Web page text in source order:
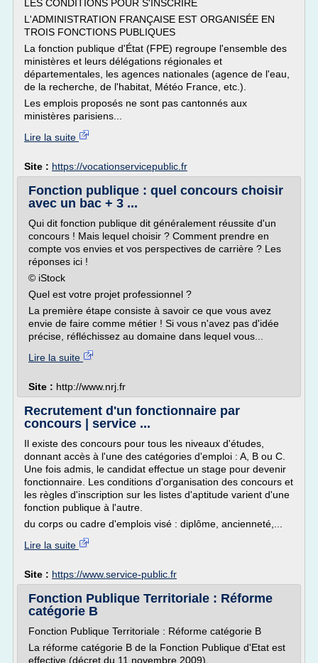
LES CONDITIONS POUR S'INSCRIRE
L'ADMINISTRATION FRANÇAISE EST ORGANISÉE EN
TROIS FONCTIONS PUBLIQUES
La fonction publique d'État (FPE) regroupe l'ensemble des
ministères et leurs délégations régionales et
départementales, les agences nationales (agence de l'eau,
de la recherche, de l'habitat, Météo France, etc.).
Les emplois proposés ne sont pas cantonnés aux
ministères parisiens...
Lire la suite
Site : https://vocationservicepublic.fr
Fonction publique : quel concours choisir
avec un bac + 3 ...
Qui dit fonction publique dit généralement réussite d'un
concours ! Mais lequel choisir ? Comment prendre en
compte vos envies et vos perspectives de carrière ? Les
réponses ici !
© iStock
Quel est votre projet professionnel ?
La première étape consiste à savoir ce que vous avez
envie de faire comme métier ! Si vous n'avez pas d'idée
précise, réfléchissez au domaine dans lequel vous...
Lire la suite
Site : http://www.nrj.fr
Recrutement d'un fonctionnaire par
concours | service ...
Il existe des concours pour tous les niveaux d'études,
donnant accès à l'une des catégories d'emploi : A, B ou C.
Une fois admis, le candidat effectue un stage pour devenir
fonctionnaire. Les conditions d'organisation des concours et
les règles d'inscription sur les listes d'aptitude varient d'une
fonction publique à l'autre.
du corps ou cadre d'emplois visé : diplôme, ancienneté,...
Lire la suite
Site : https://www.service-public.fr
Fonction Publique Territoriale : Réforme
catégorie B
Fonction Publique Territoriale : Réforme catégorie B
La réforme catégorie B de la Fonction Publique d'Etat est
effective (décret du 11 novembre 2009).